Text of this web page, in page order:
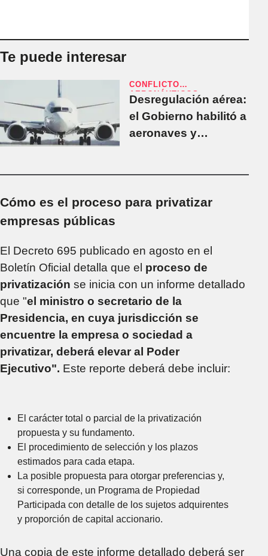
Te puede interesar
CONFLICTO
AERONÁUTICOS
Desregulación aérea:
el Gobierno habilitó a
aeronaves y
Cómo es el proceso para privatizar
empresas públicas
El Decreto 695 publicado en agosto en el
Boletín Oficial detalla que el proceso de
privatización se inicia con un informe detallado
que "el ministro o secretario de la
Presidencia, en cuya jurisdicción se
encuentre la empresa o sociedad a
privatizar, deberá elevar al Poder
Ejecutivo". Este reporte deberá debe incluir:
El carácter total o parcial de la privatización
propuesta y su fundamento.
El procedimiento de selección y los plazos
estimados para cada etapa.
La posible propuesta para otorgar preferencias y,
si corresponde, un Programa de Propiedad
Participada con detalle de los sujetos adquirentes
y proporción de capital accionario.
Una copia de este informe detallado deberá ser